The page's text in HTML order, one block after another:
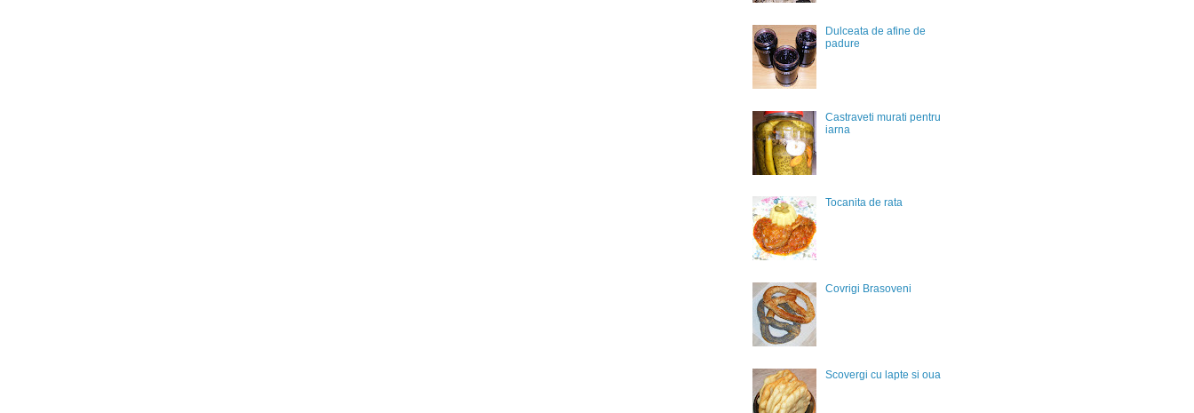
Dulceata de afine de
padure
Castraveti murati pentru
iarna
Tocanita de rata
Covrigi Brasoveni
Scovergi cu lapte si oua